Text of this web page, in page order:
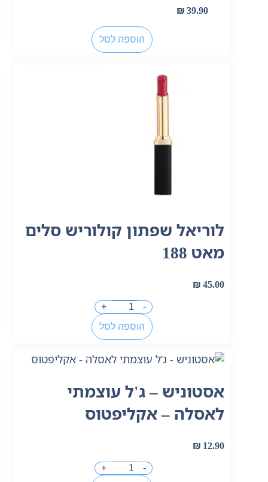
₪39.90
הוספה לסל
לוריאל שפתון קולוריש סלים
מאט 188
₪45.00
-
+
הוספה לסל
אסטוניש – ג'ל עוצמתי
לאסלה – אקליפטוס
₪ 12.90
-
+